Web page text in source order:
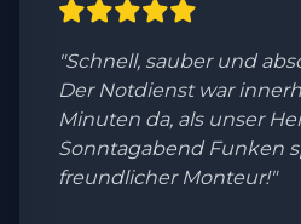
"Schnell, sauber und
Der Notdienst war
Minuten da, als unser
Sonntagabend Funken
freundlicher Monteur!"